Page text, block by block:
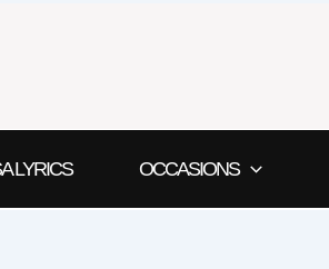
LYRICS OCCASIONS